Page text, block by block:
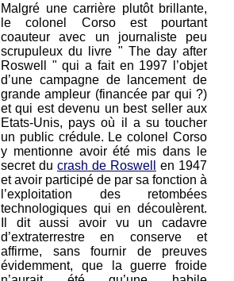
Malgré une carrière plutôt brillante,
le colonel Corso est pourtant
coauteur avec un journaliste peu
scrupuleux du livre " The day after
Roswell " qui a fait en 1997 l’objet
d’une campagne de lancement de
grande ampleur (financée par qui ?)
et qui est devenu un best seller aux
Etats-Unis, pays où il a su toucher
un public crédule. Le colonel Corso
y mentionne avoir été mis dans le
secret du crash de Roswell
en 1947
et avoir participé de par sa fonction à
l’exploitation des retombées
technologiques qui en découlèrent.
Il dit aussi avoir vu un cadavre
d’extraterrestre en conserve et
affirme, sans fournir de preuves
évidemment, que la guerre froide